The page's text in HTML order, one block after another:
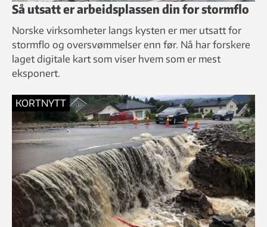
Så utsatt er arbeidsplassen din for stormflo
Norske virksomheter langs kysten er mer utsatt for
stormflo og oversvømmelser enn før. Nå har forskere
laget digitale kart som viser hvem som er mest
eksponert.
KORTNYTT